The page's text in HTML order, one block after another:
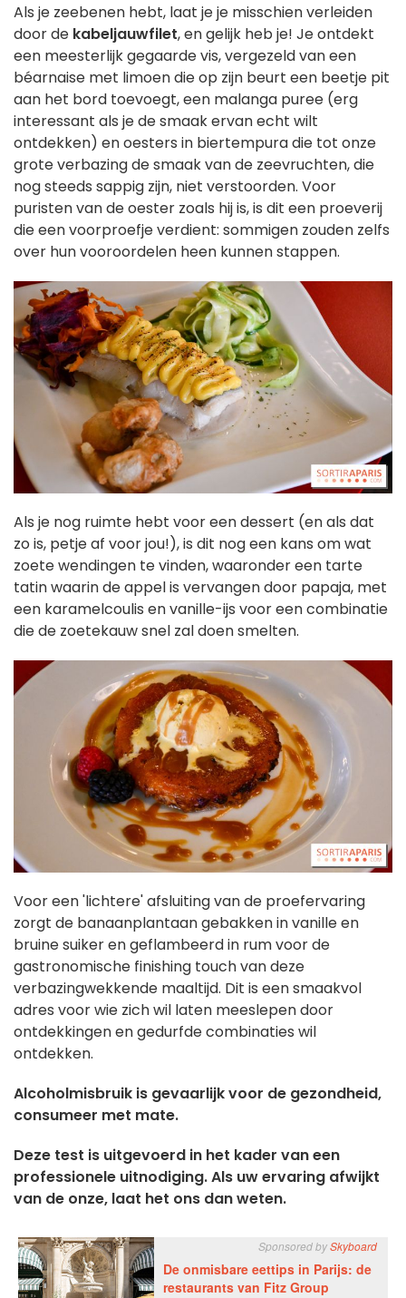
Als je zeebenen hebt, laat je je misschien verleiden
door de kabeljauwfilet, en gelijk heb je! Je ontdekt
een meesterlijk gegaarde vis, vergezeld van een
béarnaise met limoen die op zijn beurt een beetje pit
aan het bord toevoegt, een malanga puree (erg
interessant als je de smaak ervan echt wilt
ontdekken) en oesters in biertempura die tot onze
grote verbazing de smaak van de zeevruchten, die
nog steeds sappig zijn, niet verstoorden. Voor
puristen van de oester zoals hij is, is dit een proeverij
die een voorproefje verdient: sommigen zouden zelfs
over hun vooroordelen heen kunnen stappen.
Als je nog ruimte hebt voor een dessert (en als dat
zo is, petje af voor jou!), is dit nog een kans om wat
zoete wendingen te vinden, waaronder een tarte
tatin waarin de appel is vervangen door papaja, met
een karamelcoulis en vanille-ijs voor een combinatie
die de zoetekauw snel zal doen smelten.
Voor een 'lichtere' afsluiting van de proefervaring
zorgt de banaanplantaan gebakken in vanille en
bruine suiker en geflambeerd in rum voor de
gastronomische finishing touch van deze
verbazingwekkende maaltijd. Dit is een smaakvol
adres voor wie zich wil laten meeslepen door
ontdekkingen en gedurfde combinaties wil
ontdekken.
Alcoholmisbruik is gevaarlijk voor de gezondheid,
consumeer met mate.
Deze test is uitgevoerd in het kader van een
professionele uitnodiging. Als uw ervaring afwijkt
van de onze, laat het ons dan weten.